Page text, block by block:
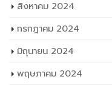
สิงหาคม 2024
กรกฎาคม 2024
มิถุนายน 2024
พฤษภาคม 2024